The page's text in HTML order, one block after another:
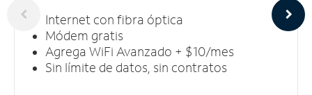
Internet con fibra óptica
Módem gratis
Agrega WiFi Avanzado + $10/mes
Sin límite de datos, sin contratos